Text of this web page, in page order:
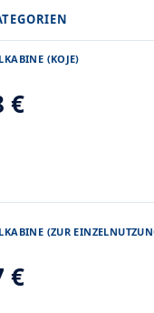
(KOJE)
€
(ZUR
€